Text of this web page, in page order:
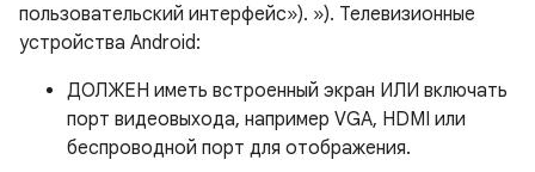
пользовательский интерфейс»). »). Телевизионные
устройства Android:
ДОЛЖЕН иметь встроенный экран ИЛИ включать
порт видеовыхода, например VGA, HDMI или
беспроводной порт для отображения.